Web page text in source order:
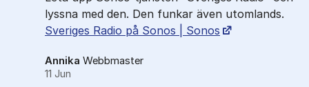
lyssna med den. Den funkar även utomlands.
Sveriges Radio på Sonos | Sonos
Annika Webbmaster
11 Jun